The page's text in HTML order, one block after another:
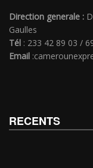
Direction generale :
Gaulles
Tél : 233 42 89 03 /
Email
RECENTS